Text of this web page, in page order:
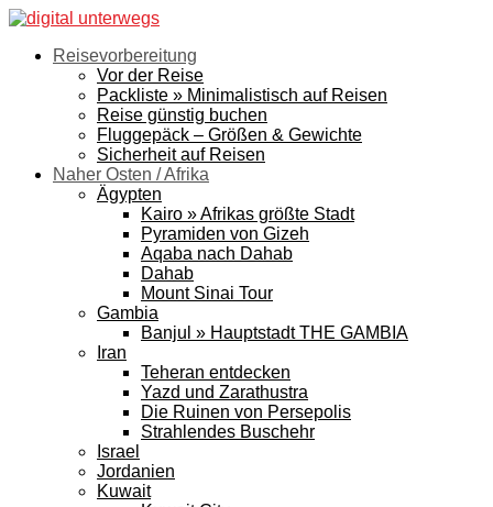
Reisevorbereitung
Vor der Reise
Packliste » Minimalistisch auf Reisen
Reise günstig buchen
Fluggepäck – Größen & Gewichte
Sicherheit auf Reisen
Naher Osten / Afrika
Ägypten
Kairo » Afrikas größte Stadt
Pyramiden von Gizeh
Aqaba nach Dahab
Dahab
Mount Sinai Tour
Gambia
Banjul » Hauptstadt THE GAMBIA
Iran
Teheran entdecken
Yazd und Zarathustra
Die Ruinen von Persepolis
Strahlendes Buschehr
Israel
Jordanien
Kuwait